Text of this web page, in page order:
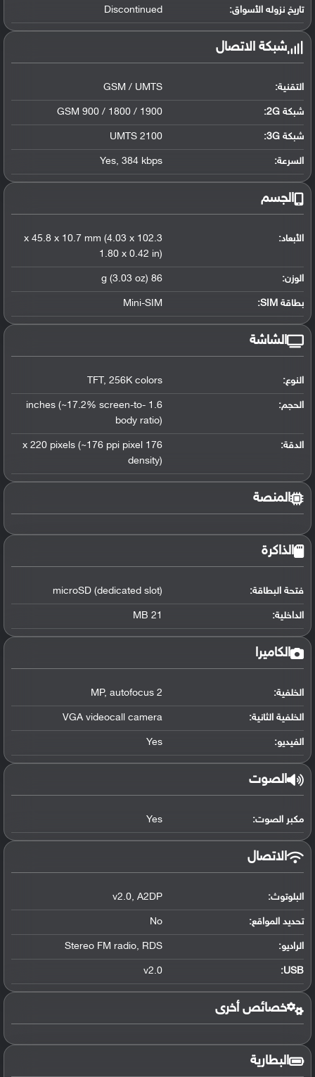
تاريخ نزوله الأسواق: Discontinued
شبكة الاتصال
التقنية: GSM / UMTS
شبكة 2G: GSM 900 / 1800 / 1900
شبكة 3G :
UMTS 2100
السرعة: Yes, 384 kbps
الجسم
الأبعاد:
102.3 x 45.8 x 10.7 mm (4.03 x
1.80 x 0.42 in)
الوزن: 86 g (3.03 oz)
بطاقة SIM: Mini-SIM
الشاشة
النوع: TFT, 256K colors
الحجم:
1.6 inches (~17.2% screen-to-
body ratio)
الدقة:
176 x 220 pixels (~176 ppi pixel
density)
المنصة
الذاكرة
فتحة البطاقة: microSD (dedicated slot)
الداخلية: 21 MB
الكاميرا
الخلفية: 2 MP
, autofocus
الخلفية الثانية: VGA videocall camera
الفيديو: Yes
الصوت
مكبر الصوت: Yes
الاتصال
البلوتوث:
v2.0, A2DP
تحديد المواقع:
No
الراديو: Stereo FM radio, RDS
USB
:
v2.0
خصائص أخرى
البطارية